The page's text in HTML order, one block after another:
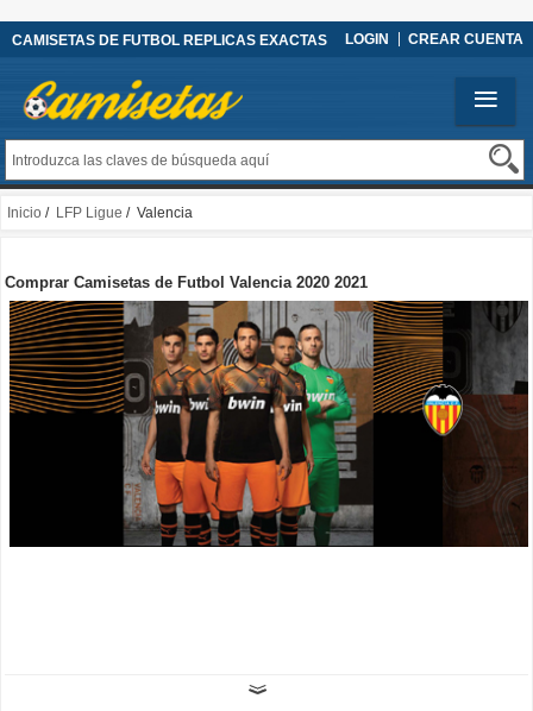
CAMISETAS DE FUTBOL REPLICAS EXACTAS LOGIN CREAR CUENTA
Inicio / LFP Ligue / Valencia
Comprar Camisetas de Futbol Valencia 2020 2021